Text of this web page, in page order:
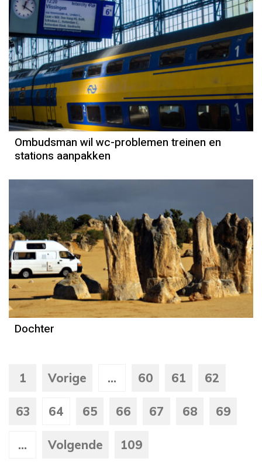
Ombudsman wil wc-problemen treinen en
stations aanpakken
Column
Dolf de Vries
Dochter
1 Vorige ... 60 61 62
63 64 65 66 67 68 69
... Volgende 109